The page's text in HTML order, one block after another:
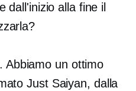
dall'inizio alla fine il
Abbiamo un ottimo
Just Saiyan, dalla